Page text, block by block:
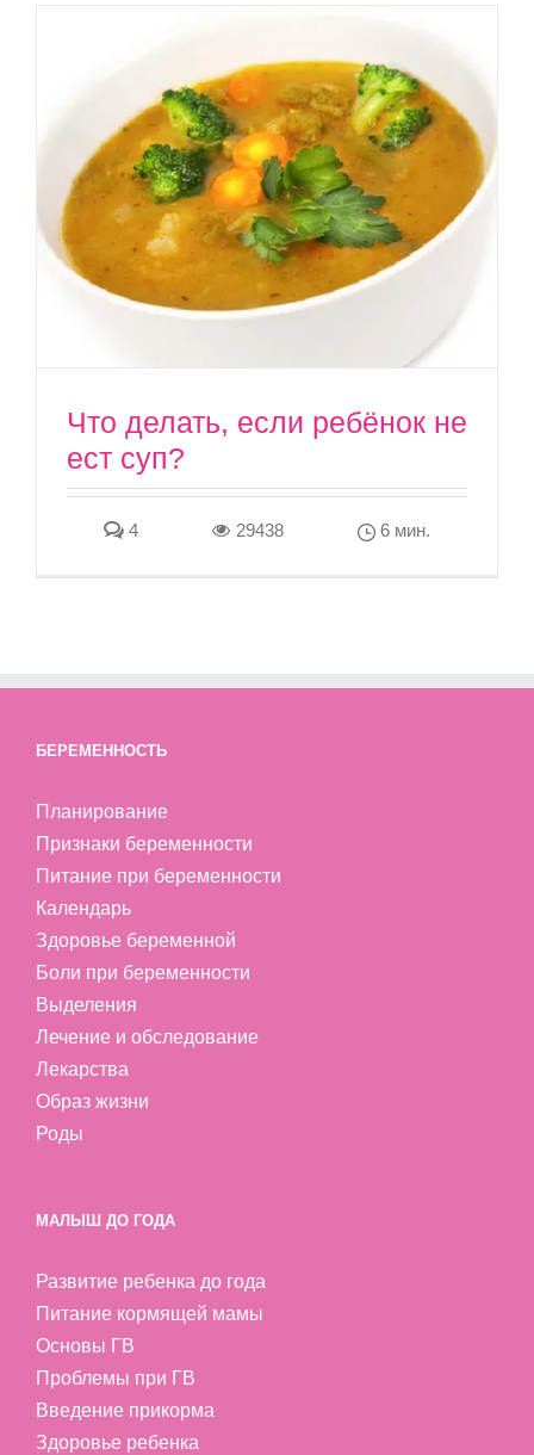
Что делать, если ребёнок не
ест суп?
4 29438 6 мин.
БЕРЕМЕННОСТЬ
Планирование
Признаки беременности
Питание при беременности
Календарь
Здоровье беременной
Боли при беременности
Выделения
Лечение и обследование
Лекарства
Образ жизни
Роды
МАЛЫШ ДО ГОДА
Развитие ребенка до года
Питание кормящей мамы
Основы ГВ
Проблемы при ГВ
Введение прикорма
Здоровье ребенка